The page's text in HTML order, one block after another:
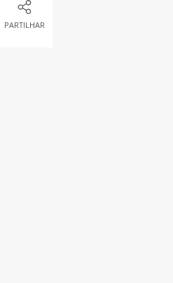
PARTILHAR